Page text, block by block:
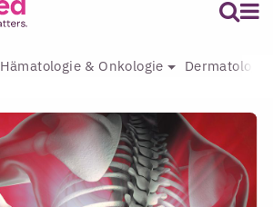
Hämatologie & Onkologie